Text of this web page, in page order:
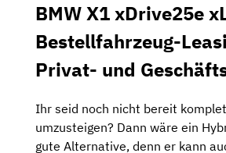
BMW X1 xDrive25e
Bestellfahrzeug-
Privat- und
Ihr seid noch nicht bereit
umzusteigen? Dann wäre ein
gute Alternative, denn er kann